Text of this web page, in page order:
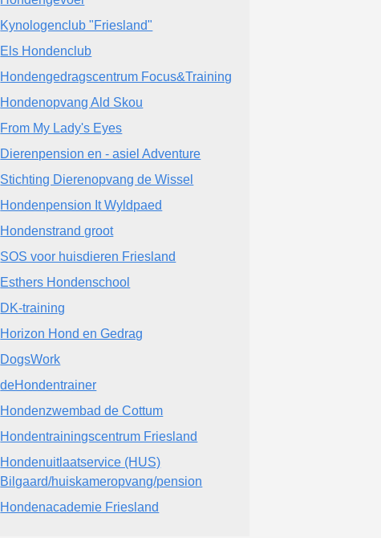
Kynologenclub "Friesland"
Els Hondenclub
Hondengedragscentrum Focus&Training
Hondenopvang Ald Skou
From My Lady's Eyes
Dierenpension en - asiel Adventure
Stichting Dierenopvang de Wissel
Hondenpension It Wyldpaed
Hondenstrand groot
SOS voor huisdieren Friesland
Esthers Hondenschool
DK-training
Horizon Hond en Gedrag
DogsWork
deHondentrainer
Hondenzwembad de Cottum
Hondentrainingscentrum Friesland
Hondenuitlaatservice (HUS)
Bilgaard/huiskameropvang/pension
Hondenacademie Friesland